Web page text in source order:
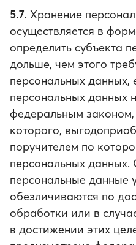
5.7. Хранение
осуществляется в
определить субъекта
дольше, чем этого
персональных данных,
персональных данных
федеральным
которого,
поручителем по
персональных
персональные данные
обезличиваются по
обработки или в
в достижении этих